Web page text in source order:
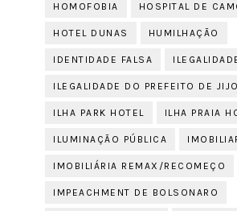
HOMOFOBIA HOSPITAL DE
HOTEL DUNAS HUMILHAÇÃO
IDENTIDADE FALSA
ILEGALIDADE DO PREFEITO DE
ILHA PARK HOTEL ILHA PRAIA
ILUMINAÇÃO PÚBLICA
IMOBILIÁRIA REMAX/RECOMEÇO
IMPEACHMENT DE BOLSONARO